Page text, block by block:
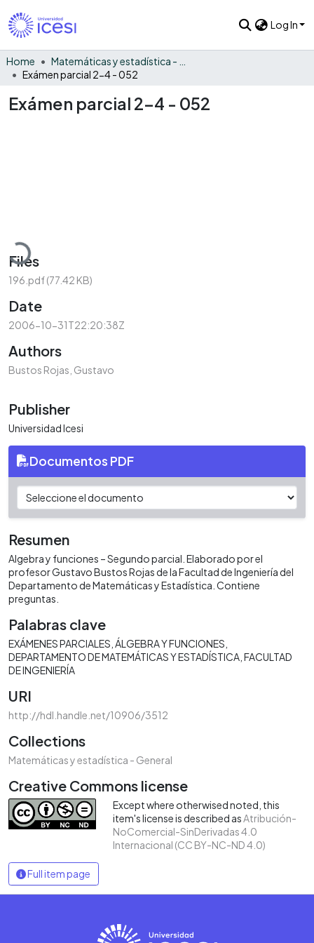
Log In
Home
Exámen parcial 2-4 - 052
Exámen parcial 2-4 - 052
Files
196.pdf(77.42 KB)
Date
2006-10-31T22:20:38Z
Authors
Bustos Rojas, Gustavo
Publisher
Universidad Icesi
Documentos PDF
Resumen
Algebra y funciones – Segundo parcial. Elaborado por el
profesor Gustavo Bustos Rojas de la Facultad de Ingeniería del
Departamento de Matemáticas y Estadística. Contiene
preguntas.
Palabras clave
EXÁMENES PARCIALES ÁLGEBRA Y FUNCIONES
DEPARTAMENTO DE MATEMÁTICAS Y ESTADÍSTICA FACULTAD
DE INGENIERÍA
URI
http://hdl.handle.net/10906/3512
Collections
Matemáticas y estadística - General
Creative Commons license
Except where otherwised noted, this
item's license is described asAtribución-
NoComercial-SinDerivadas 4.0
Internacional (CC BY-NC-ND 4.0)
Full item page